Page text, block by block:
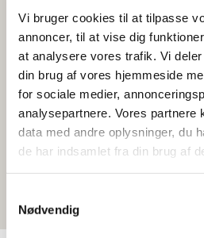
Vi bruger cookies til at tilpasse
annoncer, til at vise dig
at analysere vores trafik. Vi
din brug af vores hjemmeside
for sociale medier,
analysepartnere. Vores partnere
data med andre oplysninger, du
de har indsamlet fra din brug af
Nødvendig
Zum Webshop
Zum Webshop